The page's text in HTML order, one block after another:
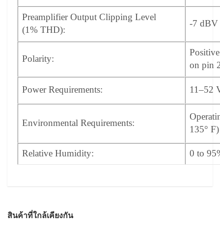
PreamplifierOutput Clipping Level
(1% THD):
-7 dBV
Polarity:
on pin
Power Requirements: 11–52
Environmental Requirements:
135° F)
Relative Humidity: 0 to
สินค้าที่ใกล้เคียงกัน